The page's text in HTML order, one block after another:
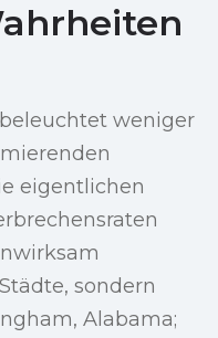
weniger
eigentlichen
sondern
Alabama;